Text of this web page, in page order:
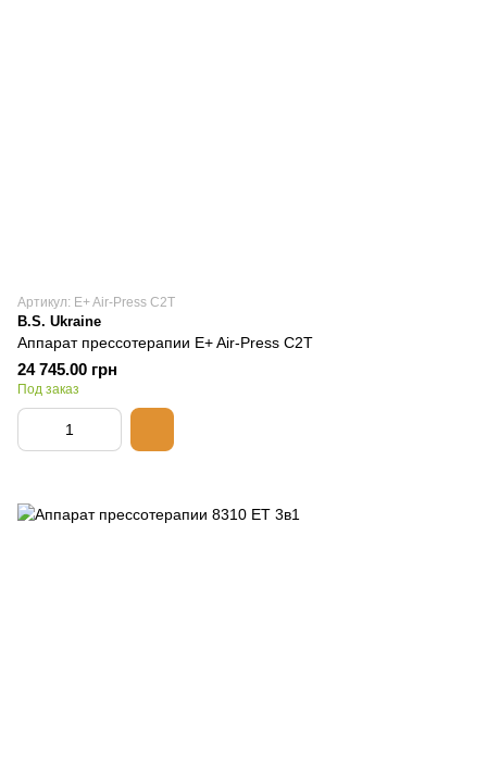
Артикул: E+ Air-Press C2Т
B.S. Ukraine
Аппарат прессотерапии E+ Air-Press C2Т
24 745.00 грн
Под заказ